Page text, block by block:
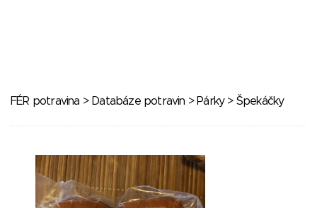
FÉR potravina > Databáze potravin > Párky> Špekáčky